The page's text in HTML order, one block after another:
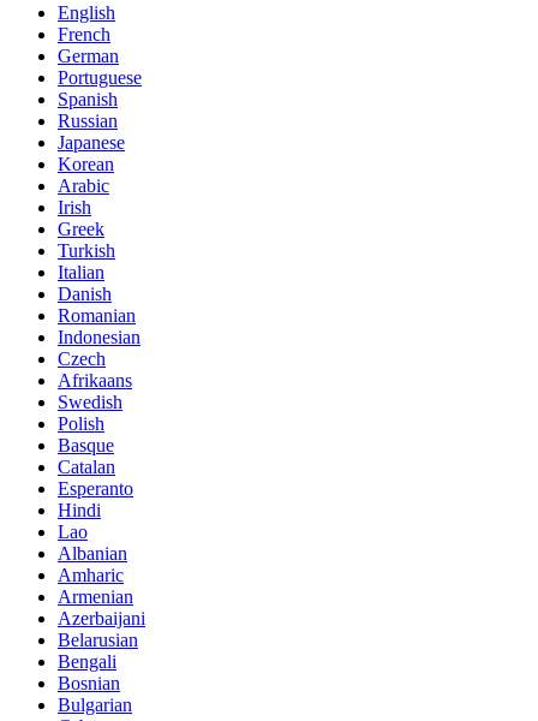
English
French
German
Portuguese
Spanish
Russian
Japanese
Korean
Arabic
Irish
Greek
Turkish
Italian
Danish
Romanian
Indonesian
Czech
Afrikaans
Swedish
Polish
Basque
Catalan
Esperanto
Hindi
Lao
Albanian
Amharic
Armenian
Azerbaijani
Belarusian
Bengali
Bosnian
Bulgarian